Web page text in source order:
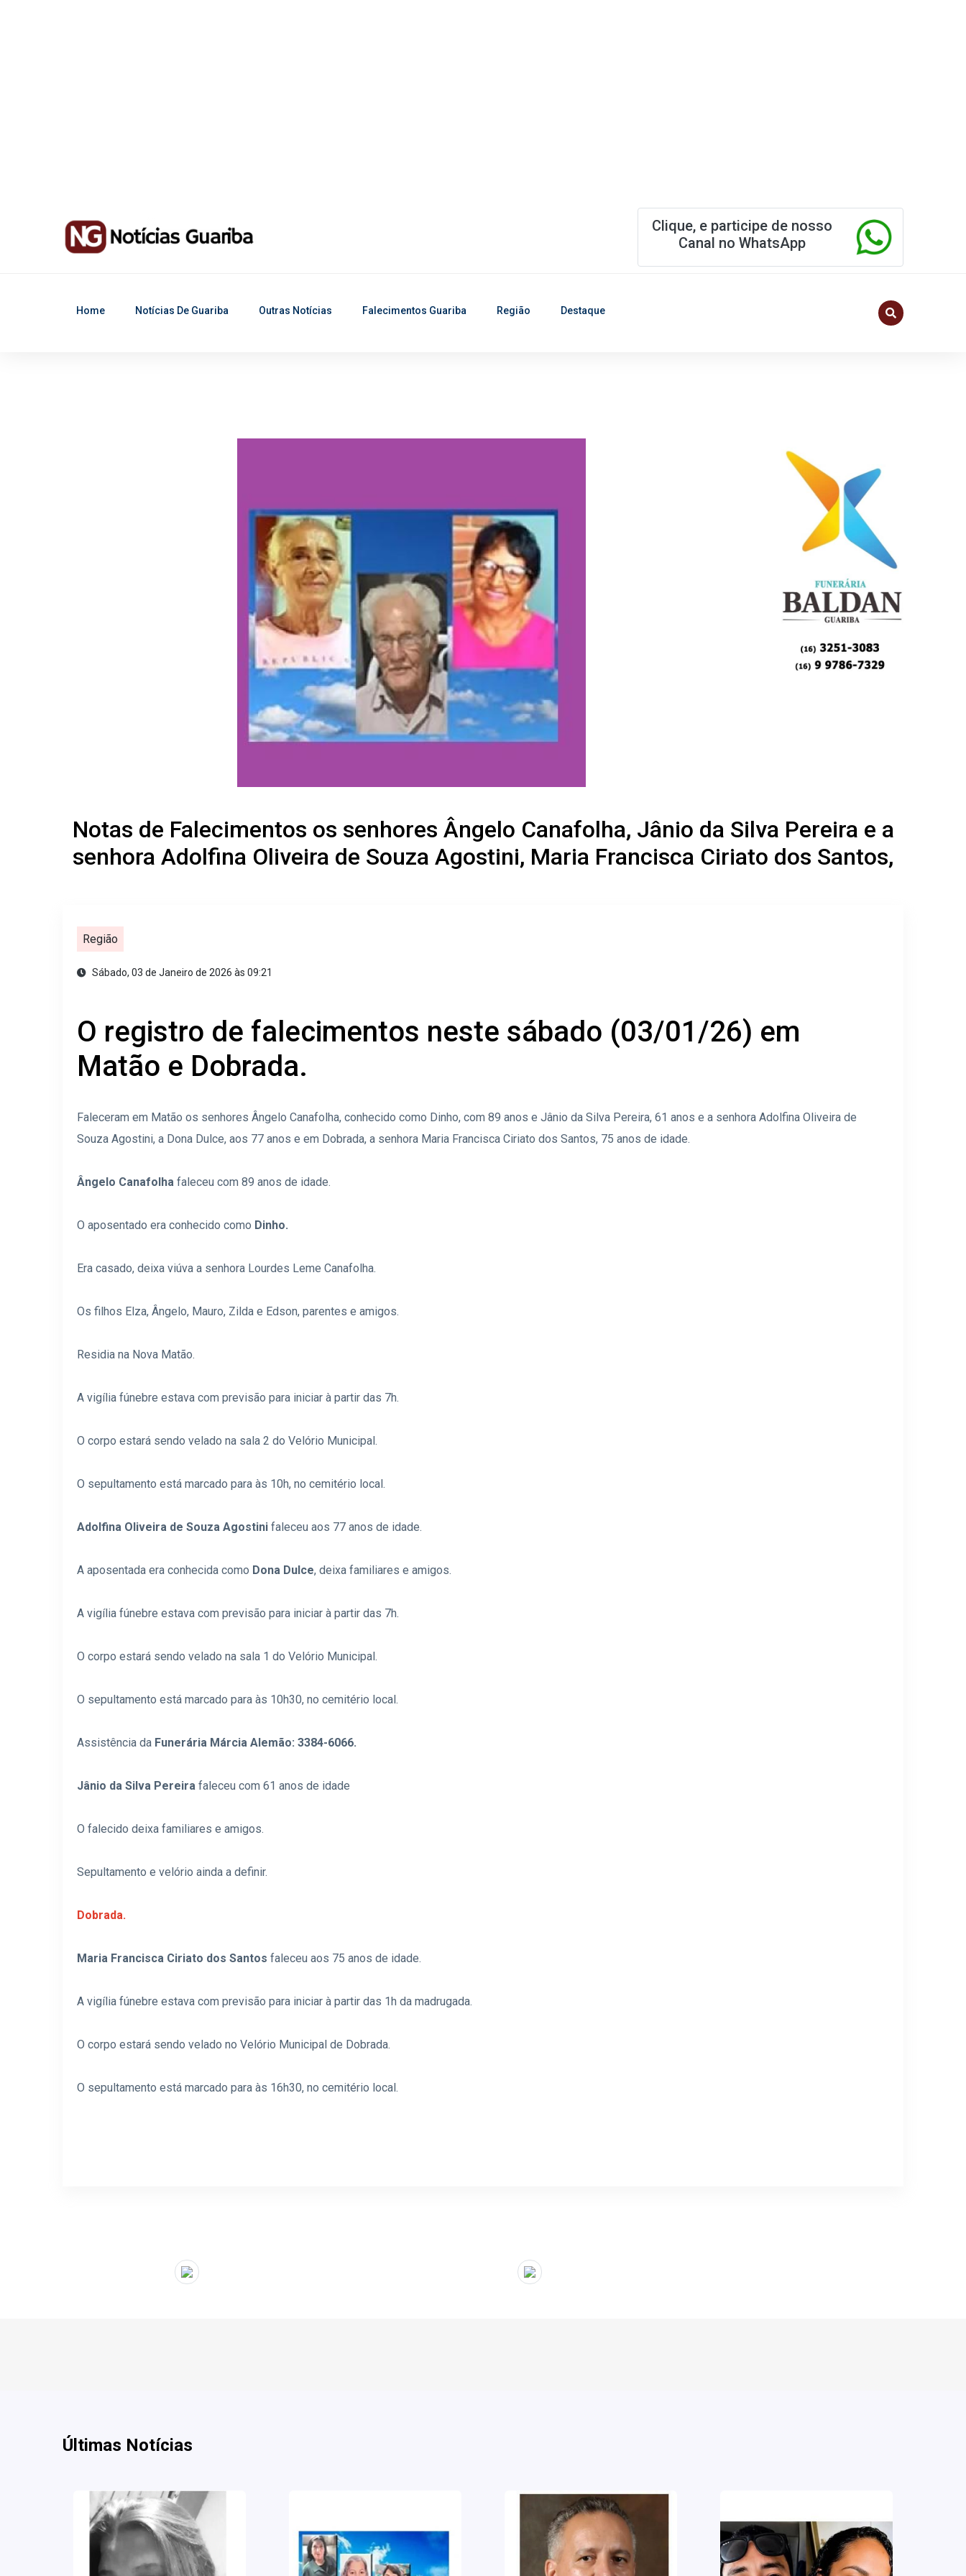
Clique, e participe de nosso
Canal no WhatsApp
Home Notícias De Guariba Outras Notícias Falecimentos Guariba Região Destaque
Notas de Falecimentos os senhores Ângelo Canafolha, Jânio da Silva Pereira e a
senhora Adolfina Oliveira de Souza Agostini, Maria Francisca Ciriato dos Santos,
Região
Sábado, 03 de Janeiro de 2026 às 09:21
O registro de falecimentos neste sábado (03/01/26) em
Matão e Dobrada.
Faleceram em Matão os senhores Ângelo Canafolha, conhecido como Dinho, com 89 anos e Jânio da Silva Pereira, 61 anos e a senhora Adolfina Oliveira de
Souza Agostini, a Dona Dulce, aos 77 anos e em Dobrada, a senhora Maria Francisca Ciriato dos Santos, 75 anos de idade.
Ângelo Canafolha faleceu com 89 anos de idade.
O aposentado era conhecido como Dinho.
Era casado, deixa viúva a senhora Lourdes Leme Canafolha.
Os filhos Elza, Ângelo, Mauro, Zilda e Edson, parentes e amigos.
Residia na Nova Matão.
A vigília fúnebre estava com previsão para iniciar à partir das 7h.
O corpo estará sendo velado na sala 2 do Velório Municipal.
O sepultamento está marcado para às 10h, no cemitério local.
Adolfina Oliveira de Souza Agostini faleceu aos 77 anos de idade.
A aposentada era conhecida como Dona Dulce, deixa familiares e amigos.
A vigília fúnebre estava com previsão para iniciar à partir das 7h.
O corpo estará sendo velado na sala 1 do Velório Municipal.
O sepultamento está marcado para às 10h30, no cemitério local.
Assistência da Funerária Márcia Alemão: 3384-6066.
Jânio da Silva Pereira faleceu com 61 anos de idade
O falecido deixa familiares e amigos.
Sepultamento e velório ainda a definir.
Dobrada.
Maria Francisca Ciriato dos Santos faleceu aos 75 anos de idade.
A vigília fúnebre estava com previsão para iniciar à partir das 1h da madrugada.
O corpo estará sendo velado no Velório Municipal de Dobrada.
O sepultamento está marcado para às 16h30, no cemitério local.
Últimas Notícias